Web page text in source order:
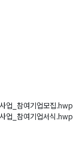
업_참여기업모집.hwp
업_참여기업서식.hwp